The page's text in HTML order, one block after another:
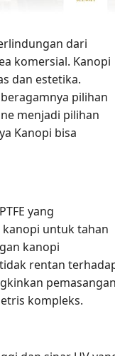
dari
komersial. Kanopi
dan estetika.
pilihan
menjadi pilihan
Kanopi bisa
yang
kanopi untuk tahan
kanopi
rentan
kompleks.